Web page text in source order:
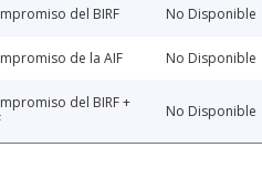
del BIRF No Disponible
de la AIF No Disponible
del BIRF +
No Disponible